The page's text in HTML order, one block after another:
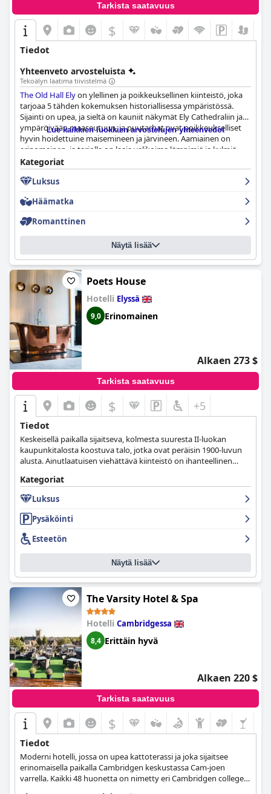
Tarkista saatavuus
$
Tiedot
Yhteenveto arvosteluista
Tekoälyn laatima tiivistelmä
The Old Hall Elyon ylellinen ja poikkeuksellinen kiinteistö, joka
tarjoaa 5 tähden kokemuksen historiallisessa ympäristössä.
Sijainti on upea, ja sieltä on kauniit näkymät Ely Cathedraliin ja
ympäröivään maaseutuun, ja puutarhat ovat poikkeukselliset
hyvin hoidettuine maisemineen ja järvineen. Aamiainen on
erinomainen, ja tarjolla on laaja valikoima lämpimiä ja kylmiä
ruokia, ja illallinen on ehdoton kohokohta upeine ja herkullisine
aterioineen. Huoneet ovat kauniisti sisustettuja, tilavia ja
tyylikkäästi sisustettuja, ja niissä on mukavat sängyt ja ylelliset
henkilökunta on poikkeuksellista, ja vieraat ylistävät jatkuvasti
heidän ystävällisyyttään, huomaavaisuuttaan ja avuliaisuuttaan.
Hotelli tarjoaa poikkeukselliset palvelut, eikä hotellin
sisustuksessa ole säästelty missään. Kaiken kaikkiaanThe Old
on täydellinen paikka ylelliseen hemmotteluun ja
tasokkaaseen bed & breakfast -kokemukseen.
Lue kaikkien luokkien arvostelujen yhteenvedot
Kategoriat
Luksus
Häämatka
Romanttinen
Näytä lisää
Poets House
Hotelli Elyssä
9,0 Erinomainen
Alkaen 273 $
Tarkista saatavuus
$ +5
Tiedot
Keskeisellä paikalla sijaitseva, kolmesta suuresta II-luokan
kaupunkitalosta koostuva talo, jotka ovat peräisin 1900-luvun
alusta. Ainutlaatuisen viehättävä kiinteistö on ihanteellinen
Kategoriat
Luksus
Pysäköinti
Esteetön
Näytä lisää
The Varsity Hotel & Spa
Hotelli Cambridgessa
8,4 Erittäin hyvä
Alkaen 220 $
Tarkista saatavuus
$
Tiedot
Moderni hotelli, jossa on upea kattoterassi ja joka sijaitsee
erinomaisella paikalla Cambridgen keskustassa Cam-joen
varrella. Kaikki 48 huonetta on nimetty eri Cambridgen collegen